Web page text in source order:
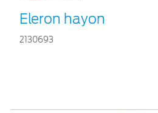
Eleron hayon
2130693